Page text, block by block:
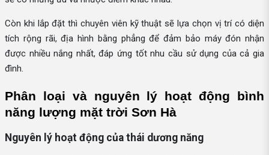
Còn khi lắp đặt thì chuyên viên kỹ thuật sẽ lựa chọn vị trí có diện
tích rộng rãi, địa hình bằng phẳng để đảm bảo máy đón nhận
được nhiều nắng nhất, đáp ứng tốt nhu cầu sử dụng của cả gia
đình.
Phân loại và nguyên lý hoạt động bình
năng lượng mặt trời Sơn Hà
Nguyên lý hoạt động của thái dương năng